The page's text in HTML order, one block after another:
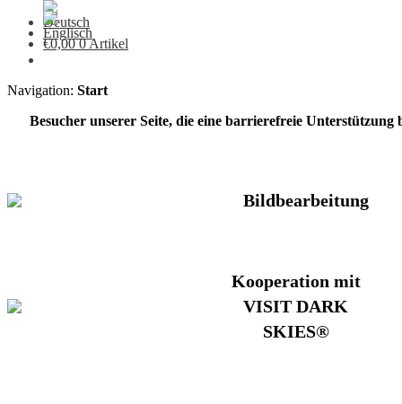
€0,00 0 Artikel
Navigation: Start
Besucher unserer Seite, die eine barrierefreie
Bildbearbeitung
Kooperation mit
VISIT DARK
SKIES®